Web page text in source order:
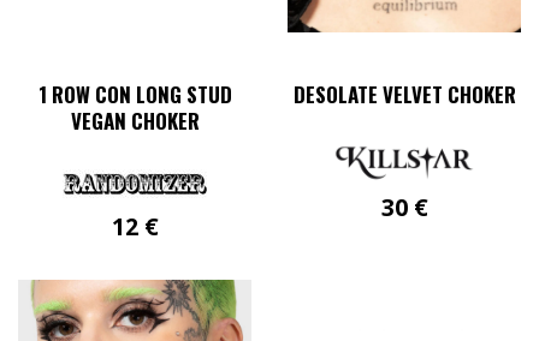
1 ROW CON LONG STUD
VEGAN CHOKER
12 €
DESOLATE VELVET CHOKER
30 €